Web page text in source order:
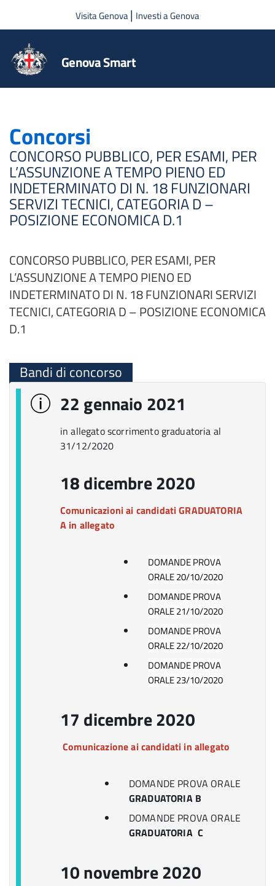
Salta al contenuto principale
Visita Genova| Investi a Genova
Genova Smart
Concorsi
CONCORSO PUBBLICO, PER ESAMI, PER
L’ASSUNZIONE A TEMPO PIENO ED
INDETERMINATO DI N. 18 FUNZIONARI
SERVIZI TECNICI, CATEGORIA D –
POSIZIONE ECONOMICA D.1
CONCORSO PUBBLICO, PER ESAMI, PER
L’ASSUNZIONE A TEMPO PIENO ED
INDETERMINATO DI N. 18 FUNZIONARI SERVIZI
TECNICI, CATEGORIA D – POSIZIONE ECONOMICA
D.1
Bandi di concorso
22 gennaio 2021
in allegato scorrimento graduatoria al
31/12/2020
18 dicembre 2020
Comunicazioni ai candidati GRADUATORIA
A in allegato
DOMANDE PROVA
ORALE 20/10/2020
DOMANDE PROVA
ORALE 21/10/2020
DOMANDE PROVA
ORALE 22/10/2020
DOMANDE PROVA
ORALE 23/10/2020
17 dicembre 2020
Comunicazione ai candidati in allegato
DOMANDE PROVA ORALE
GRADUATORIA B
DOMANDE PROVA ORALE
GRADUATORIA C
10 novembre 2020